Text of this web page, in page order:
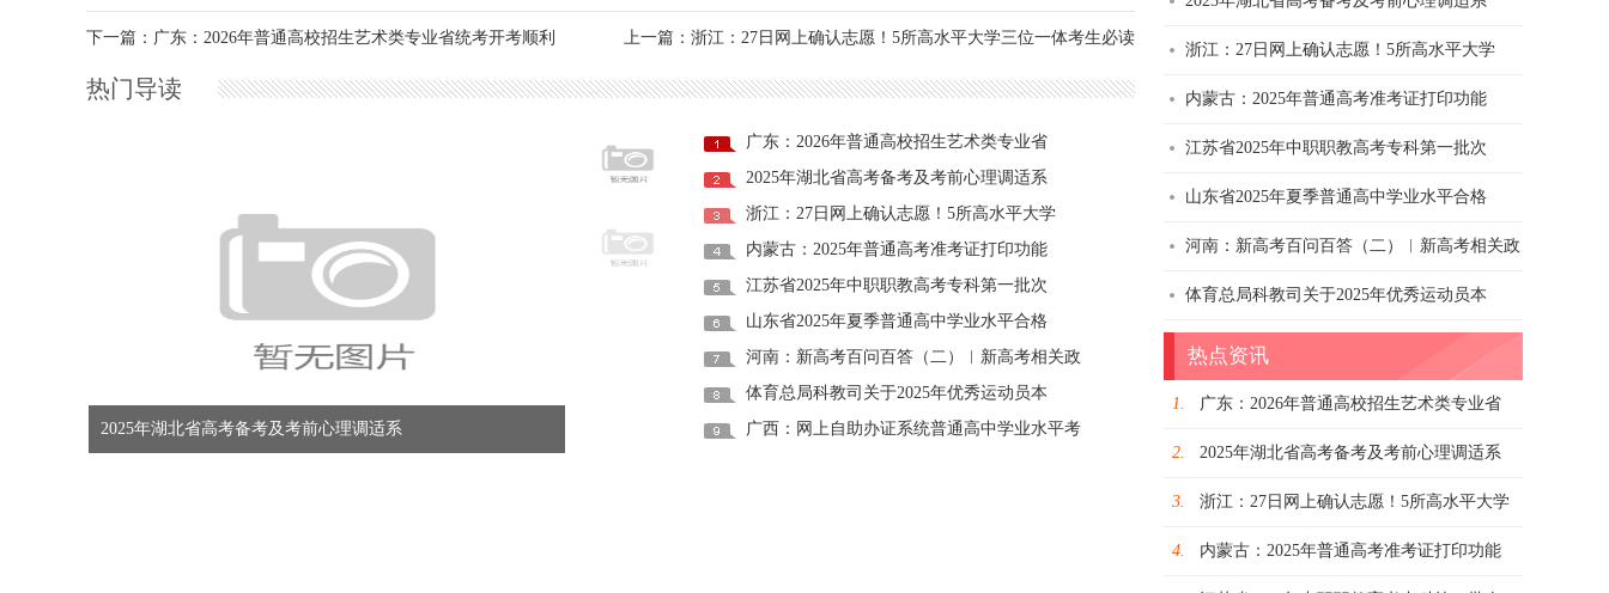
上一篇：浙江：27日网上确认志愿！5所高水平大学三位一体考生必读
下一篇：广东：2026年普通高校招生艺术类专业省统考开考顺利
热门导读
2025年湖北省高考备考及考前心理调适系
广东：2026年普通高校招生艺术类专业省
2025年湖北省高考备考及考前心理调适系
浙江：27日网上确认志愿！5所高水平大学
内蒙古：2025年普通高考准考证打印功能
江苏省2025年中职职教高考专科第一批次
山东省2025年夏季普通高中学业水平合格
河南：新高考百问百答（二）︱新高考相关政
体育总局科教司关于2025年优秀运动员本
广西：网上自助办证系统普通高中学业水平考
浙江：27日网上确认志愿！5所高水平大学
内蒙古：2025年普通高考准考证打印功能
江苏省2025年中职职教高考专科第一批次
山东省2025年夏季普通高中学业水平合格
河南：新高考百问百答（二）︱新高考相关政
体育总局科教司关于2025年优秀运动员本
热点资讯
1. 广东：2026年普通高校招生艺术类专业省
2. 2025年湖北省高考备考及考前心理调适系
3. 浙江：27日网上确认志愿！5所高水平大学
4. 内蒙古：2025年普通高考准考证打印功能